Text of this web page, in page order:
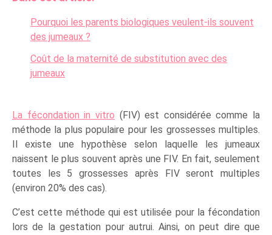
Pourquoi les parents biologiques veulent-ils souvent
des jumeaux ?
Coût de la maternité de substitution avec des
jumeaux
La fécondation in vitro (FIV) est considérée comme la
méthode la plus populaire pour les grossesses multiples.
Il existe une hypothèse selon laquelle les jumeaux
naissent le plus souvent après une FIV. En fait, seulement
toutes les 5 grossesses après FIV seront multiples
(environ 20% des cas).
C’est cette méthode qui est utilisée pour la fécondation
lors de la gestation pour autrui. Ainsi, on peut dire que